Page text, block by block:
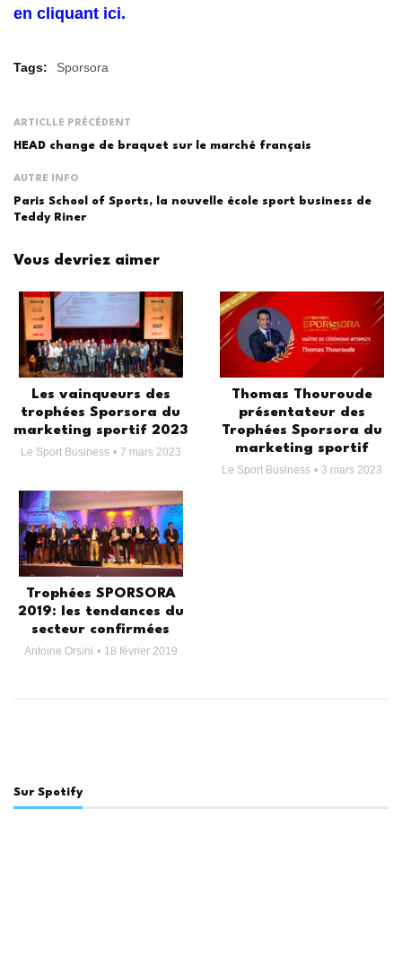
en cliquant ici.
Tags: Sporsora
ARTICLLE PRÉCÉDENT
HEAD change de braquet sur le marché français
AUTRE INFO
Paris School of Sports, la nouvelle école sport business de
Teddy Riner
Vous devriez aimer
Les vainqueurs des
trophées Sporsora du
marketing sportif 2023
Le Sport Business 7 mars 2023
Thomas Thouroude
présentateur des
Trophées Sporsora du
marketing sportif
Le Sport Business 3 mars 2023
Trophées SPORSORA
2019: les tendances du
secteur confirmées
Antoine Orsini 18 février 2019
Sur Spotify